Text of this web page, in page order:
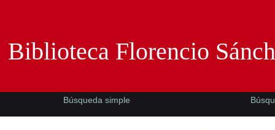
Biblioteca Florencio
Búsqueda simple